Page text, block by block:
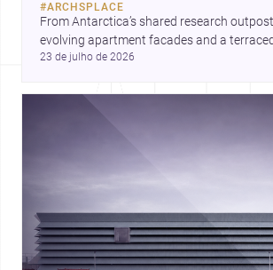
#ARCHSPLACE
From Antarctica’s shared research
evolving apartment facades and a
Amman, these projects show how
23 de julho de 2026